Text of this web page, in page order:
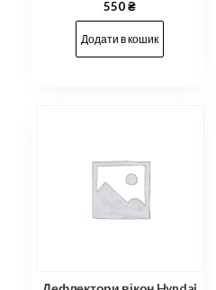
550₴
Додати в кошик